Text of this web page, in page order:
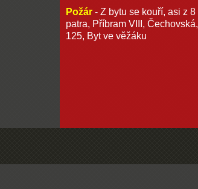
Požár - Z bytu se kouří, asi z 8
patra, Příbram VIII, Čechovská,
125, Byt ve věžáku